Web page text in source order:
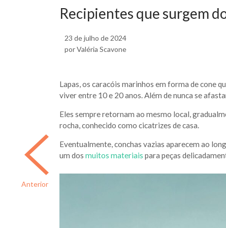
Anterior
Recipientes que surgem
23 de julho de 2024
por Valéria Scavone
Lapas, os caracóis marinhos em forma de cone
viver entre 10 e 20 anos. Além de nunca se
Eles sempre retornam ao mesmo local,
rocha, conhecido como cicatrizes de casa.
Eventualmente, conchas vazias aparecem ao
um dos muitos materiais para peças